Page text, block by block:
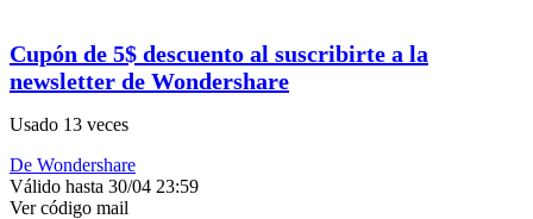
Cupón de 5$ descuento al suscribirte a la
newsletter de Wondershare
Usado 13 veces
De Wondershare
Válido hasta 30/04 23:59
Ver código mail